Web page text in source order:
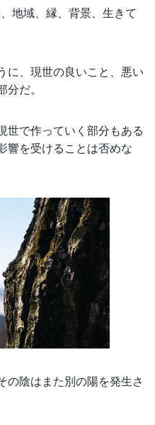
地域、縁、背景、生きて
に、現世の良いこと、悪い
だ。
世で作っていく部分もある
を受けることは否めな
の陰はまた別の陽を発生さ